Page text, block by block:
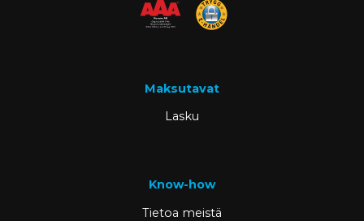
Maksutavat
Lasku
Know-how
Tietoa meistä